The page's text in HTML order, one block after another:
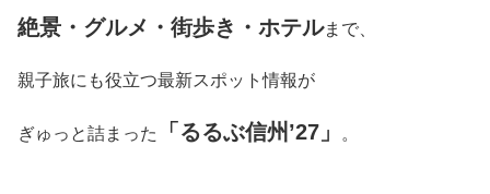
絶景・グルメ・街歩き・ホテルまで、
親子旅にも役立つ最新スポット情報が
ぎゅっと詰まった 「るるぶ信州’27」 。